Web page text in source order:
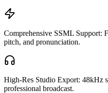
Comprehensive SSML Support:
pitch, and pronunciation.
High-Res Studio Export: 48kHz
professional broadcast.